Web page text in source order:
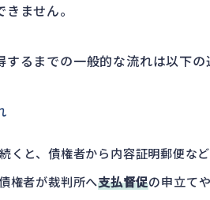
ません。
るまでの一般的な流れは以下の
くと、債権者から内容証明郵便な
権者が裁判所へ支払督促の申立て